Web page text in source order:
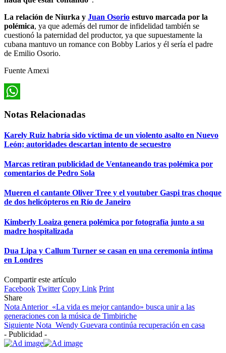
La relación de Niurka y Juan Osorio estuvo marcada por la
polémica, ya que además del rumor de infidelidad también se
cuestionó la paternidad del productor, ya que supuestamente la
cubana mantuvo un romance con Bobby Larios y él sería el padre
de Emilio Osorio.
Fuente Amexi
Notas Relacionadas
Karely Ruiz habría sido víctima de un violento asalto en Nuevo
León; autoridades descartan intento de secuestro
Marcas retiran publicidad de Ventaneando tras polémica por
comentarios de Pedro Sola
Mueren el cantante Oliver Tree y el youtuber Gaspi tras choque
de dos helicópteros en Río de Janeiro
Kimberly Loaiza genera polémica por fotografía junto a su
madre hospitalizada
Dua Lipa y Callum Turner se casan en una ceremonia íntima
en Londres
Compartir este artículo
Facebook Twitter Copy Link Print
Share
Nota Anterior «La vida es mejor cantando» busca unir a las
generaciones con la música de Timbiriche
Siguiente Nota Wendy Guevara continúa recuperación en casa
- Publicidad -